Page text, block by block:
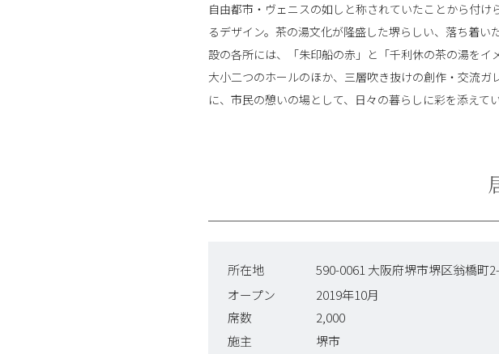
自由都市・ヴェニスの如しと称されていたことから付
るデザイン。茶の湯文化が隆盛した堺らしい、落ち着
設の各所には、「朱印船の赤」と「千利休の茶の湯をイ
大小二つのホールのほか、三層吹き抜けの創作・交流
に、市民の憩いの場として、日々の暮らしに彩を添えてい
所在地 590-0061 大阪府堺市堺区翁橋町
オープン
2019年10月
席数
2,000
施主
堺市